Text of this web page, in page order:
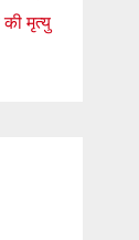
की मृत्यु